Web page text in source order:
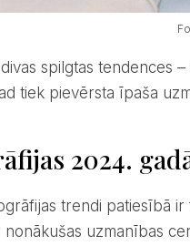
tiek pievērsta īpaša
2024.
nonākušas uzmanības